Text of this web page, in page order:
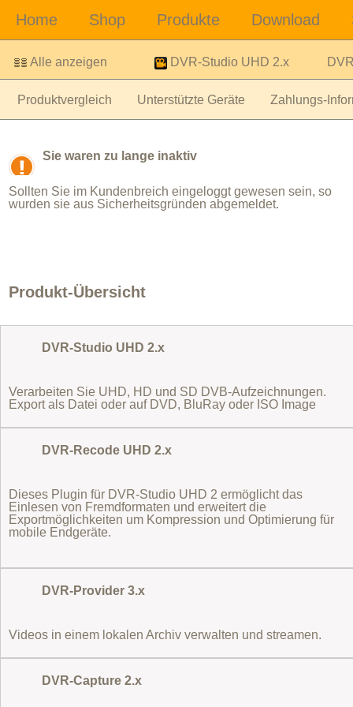
Alle anzeigen DVR-Studio UHD 2.x
Produktvergleich Unterstützte Geräte Zahlungs-
Sie waren zu lange inaktiv
Sollten Sie im Kundenbreich eingeloggt gewesen sein, so
wurden sie aus Sicherheitsgründen abgemeldet.
Produkt-Übersicht
DVR-Studio UHD 2.x
Verarbeiten Sie UHD, HD und SD DVB-Aufzeichnungen.
Export als Datei oder auf DVD, BluRay oder ISO Image
DVR-Recode UHD 2.x
Dieses Plugin für DVR-Studio UHD 2 ermöglicht das
Einlesen von Fremdformaten und erweitert die
Exportmöglichkeiten um Kompression und Optimierung für
mobile Endgeräte.
DVR-Provider 3.x
Videos in einem lokalen Archiv verwalten und streamen.
DVR-Capture 2.x